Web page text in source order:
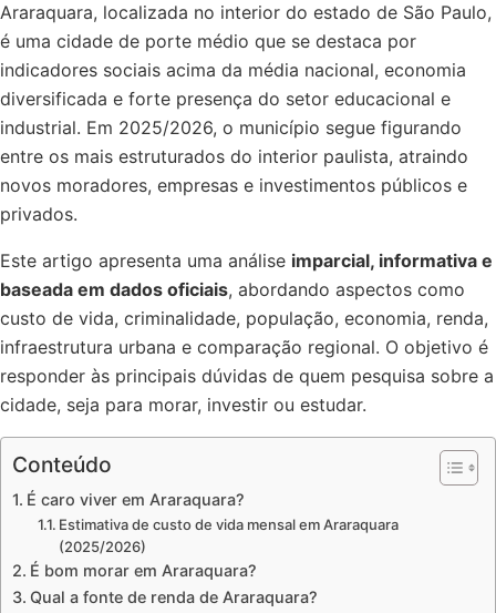
Araraquara, localizada no interior do estado de São Paulo,
é uma cidade de porte médio que se destaca por
indicadores sociais acima da média nacional, economia
diversificada e forte presença do setor educacional e
industrial. Em 2025/2026, o município segue figurando
entre os mais estruturados do interior paulista, atraindo
novos moradores, empresas e investimentos públicos e
privados.
Este artigo apresenta uma análise imparcial, informativa e
baseada em dados oficiais, abordando aspectos como
custo de vida, criminalidade, população, economia, renda,
infraestrutura urbana e comparação regional. O objetivo é
responder às principais dúvidas de quem pesquisa sobre a
cidade, seja para morar, investir ou estudar.
Conteúdo
É caro viver em Araraquara?
Estimativa de custo de vida mensal em Araraquara
(2025/2026)
É bom morar em Araraquara?
Qual a fonte de renda de Araraquara?